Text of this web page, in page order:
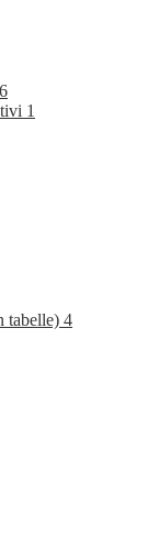
1
tabelle) 4